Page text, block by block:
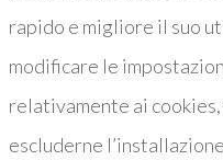
rapido e migliore il suo
modificare le
relativamente ai
escluderne